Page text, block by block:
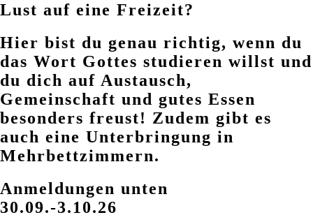
Lust auf eine Freizeit?
Hier bist du genau richtig, wenn du
das Wort Gottes studieren willst und
du dich auf Austausch,
Gemeinschaft und gutes Essen
besonders freust! Zudem gibt es
auch eine Unterbringung in
Mehrbettzimmern.
Anmeldungen unten
30.09.-3.10.26